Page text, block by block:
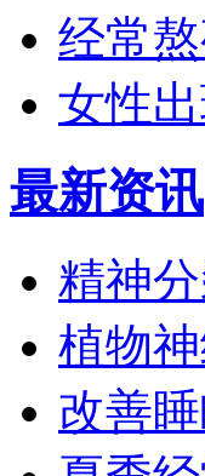
经常
女性
最新资讯
精神
植物
改善